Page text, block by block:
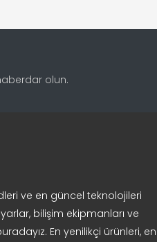
olun.
ve en güncel teknolojileri
bilişim ekipmanları ve
En yenilikçi ürünleri, en